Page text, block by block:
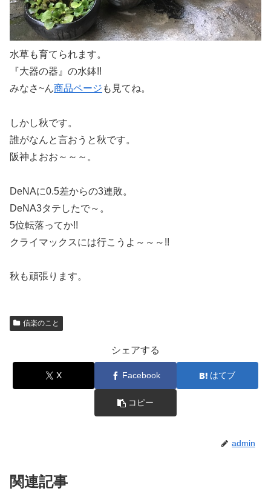
水草も育てられます。
『大器の器』の水鉢!!
みなさ~ん商品ページ も見てね。
しかし秋です。
誰がなんと言おうと秋です。
阪神よおお～～～。
DeNAに0.5差からの3連敗。
DeNA3タテしたで～。
5位転落ってか!!
クライマックスには行こうよ～～～!!
秋も頑張ります。
信楽のこと
シェアする
X Facebook はてブ
コピー
admin
関連記事